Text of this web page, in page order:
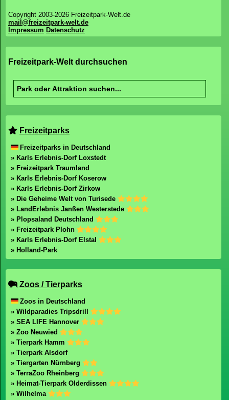
Copyright 2003-2026 Freizeitpark-Welt.de
mail@freizeitpark-welt.de
Impressum Datenschutz
Freizeitpark-Welt durchsuchen
Freizeitparks
Freizeitparks in Deutschland
» Karls Erlebnis-Dorf Loxstedt
» Freizeitpark Traumland
» Karls Erlebnis-Dorf Koserow
» Karls Erlebnis-Dorf Zirkow
» Die Geheime Welt von Turisede
» LandErlebnis Janßen Westerstede
» Plopsaland Deutschland
» Freizeitpark Plohn
» Karls Erlebnis-Dorf Elstal
» Holland-Park
Zoos / Tierparks
Zoos in Deutschland
» Wildparadies Tripsdrill
» SEA LIFE Hannover
» Zoo Neuwied
» Tierpark Hamm
» Tierpark Alsdorf
» Tiergarten Nürnberg
» TerraZoo Rheinberg
» Heimat-Tierpark Olderdissen
» Wilhelma